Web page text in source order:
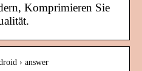
Komprimieren Sie
› answer